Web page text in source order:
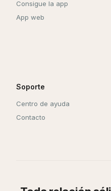
Consigue la app
App web
Soporte
Centro de ayuda
Contacto